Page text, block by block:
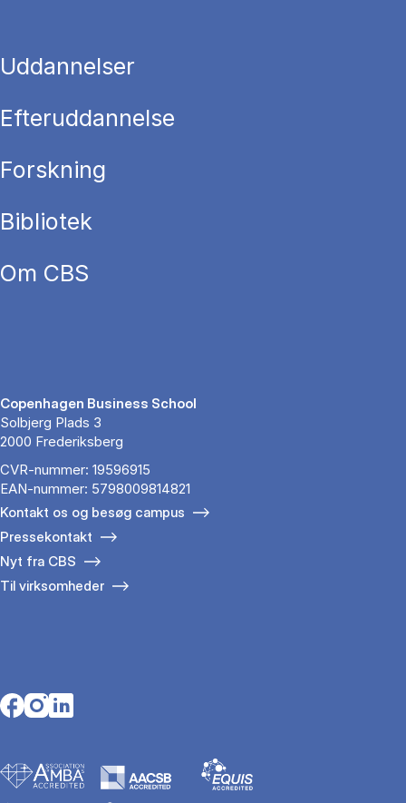
Uddannelser
Efteruddannelse
Forskning
Bibliotek
Om CBS
Copenhagen Business School
Solbjerg Plads 3
2000 Frederiksberg
CVR-nummer: 19596915
EAN-nummer: 5798009814821
Kontakt os og besøg campus
Pressekontakt
Nyt fra CBS
Til virksomheder
Opens in a new tab
Opens in a new tab
Opens in a new tab